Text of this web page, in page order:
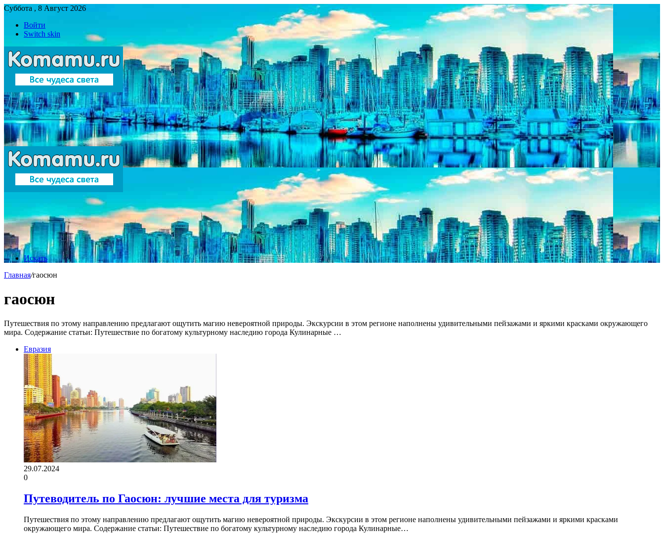
Суббота , 8 Август 2026
Войти
Switch skin
Искать
Главная/гаосюн
гаосюн
Путешествия по этому направлению предлагают ощутить магию невероятной природы. Экскурсии в этом регионе наполнены удивительными пейзажами и яркими красками окружающего
мира. Содержание статьи: Путешествие по богатому культурному наследию города Кулинарные …
Евразия
29.07.2024
0
Путеводитель по Гаосюн: лучшие места для туризма
Путешествия по этому направлению предлагают ощутить магию невероятной природы. Экскурсии в этом регионе наполнены удивительными пейзажами и яркими красками
окружающего мира. Содержание статьи: Путешествие по богатому культурному наследию города Кулинарные…